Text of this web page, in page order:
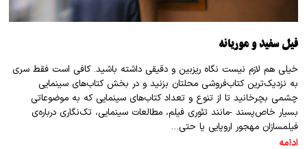
فیل سفید و موریانه
خیلی هم لازم نیست نگاه ریزبین و دقیقی داشته باشید. کافی است فقط سری
به نزدیک‌ترین کتاب‌فروشی محلتان بزنید و در بخش کتاب‌های سینمایی
چشمی بچرخانید تا از تنوع و تعداد کتاب‌های سینمایی که به موضوعاتی
بسیار خاص‌پسند -مانند تئوری فیلم، مطالعات سینمایی، تک‌نگاری درباره‌ی
فیلمسازان مهجور اروپایی یا حتی…
ادامه